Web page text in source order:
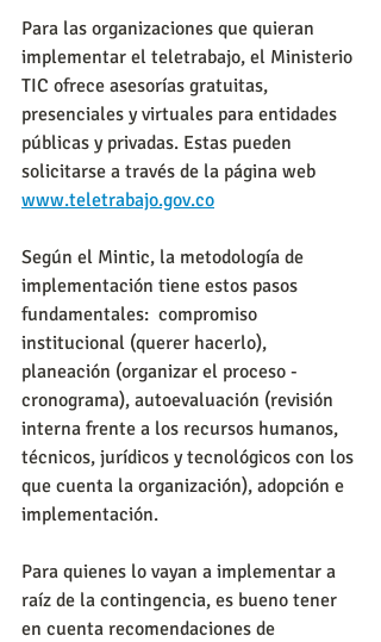
Para las organizaciones que quieran
implementar el teletrabajo, el Ministerio
TIC ofrece asesorías gratuitas,
presenciales y virtuales para entidades
públicas y privadas. Estas pueden
solicitarse a través de la página web
www.teletrabajo.gov.co
Según el Mintic, la metodología de
implementación tiene estos pasos
fundamentales:  compromiso
institucional (querer hacerlo),
planeación (organizar el proceso -
cronograma), autoevaluación (revisión
interna frente a los recursos humanos,
técnicos, jurídicos y tecnológicos con los
que cuenta la organización), adopción e
implementación.
Para quienes lo vayan a implementar a
raíz de la contingencia, es bueno tener
en cuenta recomendaciones de